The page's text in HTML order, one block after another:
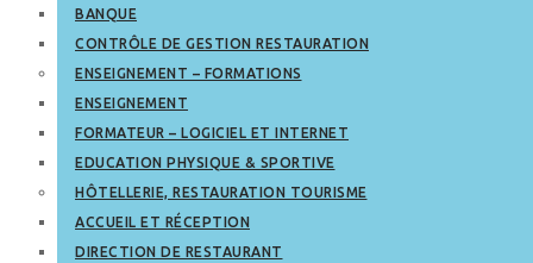
BANQUE
CONTRÔLE DE GESTION RESTAURATION
ENSEIGNEMENT – FORMATIONS
ENSEIGNEMENT
FORMATEUR – LOGICIEL ET INTERNET
EDUCATION PHYSIQUE & SPORTIVE
HÔTELLERIE, RESTAURATION TOURISME
ACCUEIL ET RÉCEPTION
DIRECTION DE RESTAURANT